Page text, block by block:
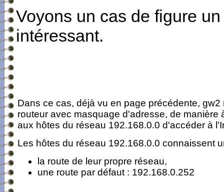
Voyons un cas de figure
intéressant.
Dans ce cas, déjà vu en page précédente, gw2
routeur avec masquage d'adresse, de manière
aux hôtes du réseau 192.168.0.0 d'accéder à
Les hôtes du réseau 192.168.0.0 connaissent
la route de leur propre réseau,
une route par défaut : 192.168.0.252